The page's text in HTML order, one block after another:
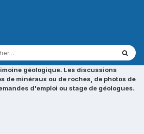
géologique. Les discussions
de minéraux ou de roches, de photos de
d'emploi ou stage de géologues.